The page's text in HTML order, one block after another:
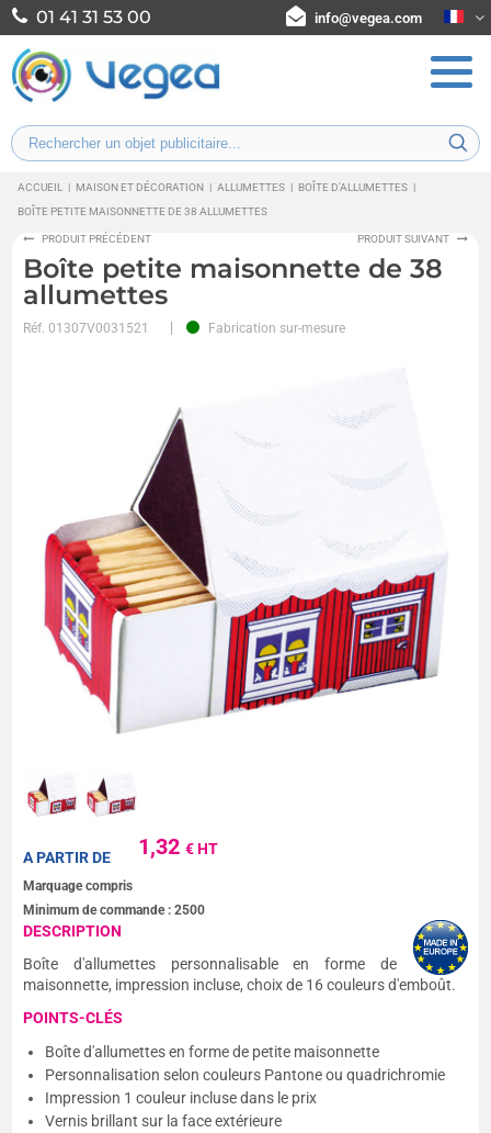
01 41 31 53 00 info@vegea.com
ACCUEIL | MAISON ET DÉCORATION | ALLUMETTES | BOÎTE D'ALLUMETTES |
BOÎTE PETITE MAISONNETTE DE 38 ALLUMETTES
PRODUIT PRÉCÉDENT PRODUIT SUIVANT
Boîte petite maisonnette de 38
allumettes
Réf.01307V0031521 Fabrication sur-mesure
1,32€ HT
A PARTIR DE
Marquage compris
Minimum de commande :2500
DESCRIPTION
Boîte d'allumettes personnalisable en forme de
maisonnette, impression incluse, choix de 16 couleurs d'emboût.
POINTS-CLÉS
Boîte d'allumettes en forme de petite maisonnette
Personnalisation selon couleurs Pantone ou quadrichromie
Impression 1 couleur incluse dans le prix
Vernis brillant sur la face extérieure